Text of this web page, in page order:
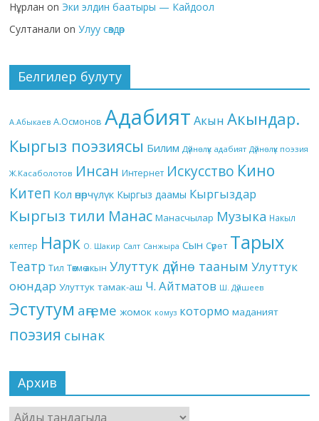
Нұрлан on Эки элдин баатыры — Кайдоол
Султанали onУлуу сөздөр
Белгилер булуту
А.Абыкаев А.Осмонов Адабият Акын Акындар.
Кыргыз поэзиясы Билим Дүйнөлүк адабият Дүйнөлүк поэзия
Ж.Касаболотов Инсан Интернет Искусство Кино
Китеп Кол өнөрчүлүк Кыргыз даамы Кыргыздар
Кыргыз тили Манас Манасчылар Музыка Накыл
кептер Нарк О. Шакир Салт Санжыра Сын Сүрөт Тарых
Театр Тил Төкмө акын Улуттук дүйнө тааным Улуттук
оюндар Улуттук тамак-аш Ч. Айтматов Ш. Дүйшеев
Эстутум аңгеме жомок комуз котормо маданият
поэзия сынак
Архив
Архив